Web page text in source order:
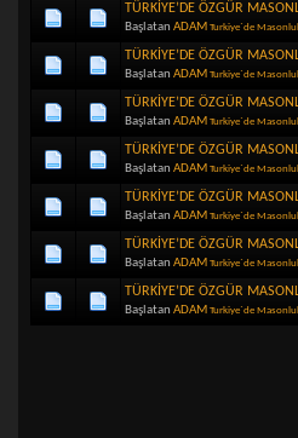
TÜRKİYE’DE ÖZGÜR
Başlatan ADAM Turkiye`de
TÜRKİYE’DE ÖZGÜR
Başlatan ADAM Turkiye`de
TÜRKİYE’DE ÖZGÜR
Başlatan ADAM Turkiye`de
TÜRKİYE’DE ÖZGÜR
Başlatan ADAM Turkiye`de
TÜRKİYE’DE ÖZGÜR
Başlatan ADAM Turkiye`de
TÜRKİYE’DE ÖZGÜR
Başlatan ADAM Turkiye`de
TÜRKİYE’DE ÖZGÜR
Başlatan ADAM Turkiye`de